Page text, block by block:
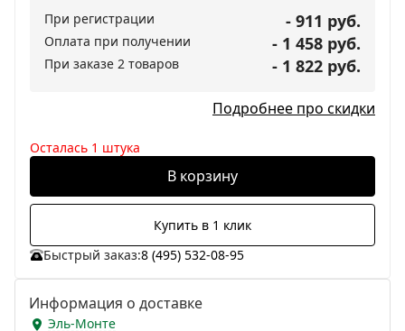
При регистрации - 911 руб.
Оплата при получении - 1 458 руб.
При заказе 2 товаров - 1 822 руб.
Подробнее про скидки
Осталась 1 штука
В корзину
Купить в 1 клик
Быстрый заказ:8 (495) 532-08-95
Информация о доставке
Эль-Монте